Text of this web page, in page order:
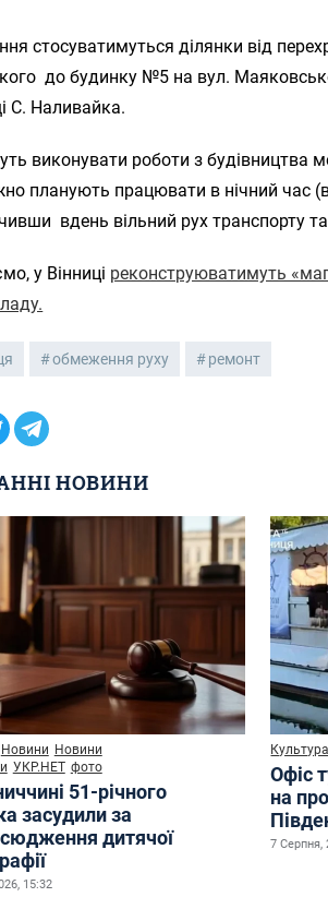
стосуватимуться ділянки від
до будинку №5 на вул.
С. Наливайка.
виконувати роботи з будівництва
планують працювати в нічний час
вдень вільний рух транспорту та
у Вінниці реконструюватимуть
обмеження руху ремонт
НОВИНИ
Новини Новини
УКР.НЕТ фото
51-річного
засудили за
дитячої
15:32
Культура
Офіс
на
7 Серпня,